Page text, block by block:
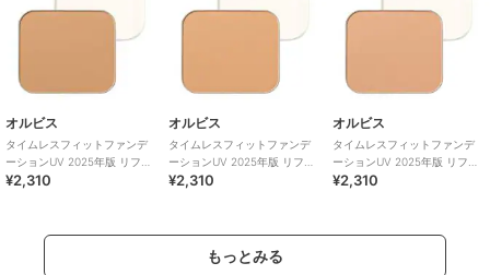
オルビス
タイムレスフィットファンデ
ーションUV 2025年版 リフィ
ル（専用パフ付） ナチュラル
¥2,310
オルビス
タイムレスフィットファンデ
ーションUV 2025年版 リフィ
ル（専用パフ付） ナチュラル
¥2,310
オルビス
タイムレスフィットファンデ
ーションUV 2025年版 リフィ
ル（専用パフ付） ピンクナチ
¥2,310
もっとみる